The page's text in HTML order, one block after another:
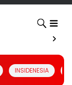
INSIDENESIA